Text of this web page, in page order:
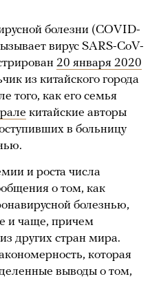
болезни (COVID-
вирус SARS-CoV-
20 января 2020
из китайского города
того, как его семья
китайские авторы
в больницу
и роста числа
о том, как
болезнью,
и чаще, причем
других стран мира.
которая
выводы о том,